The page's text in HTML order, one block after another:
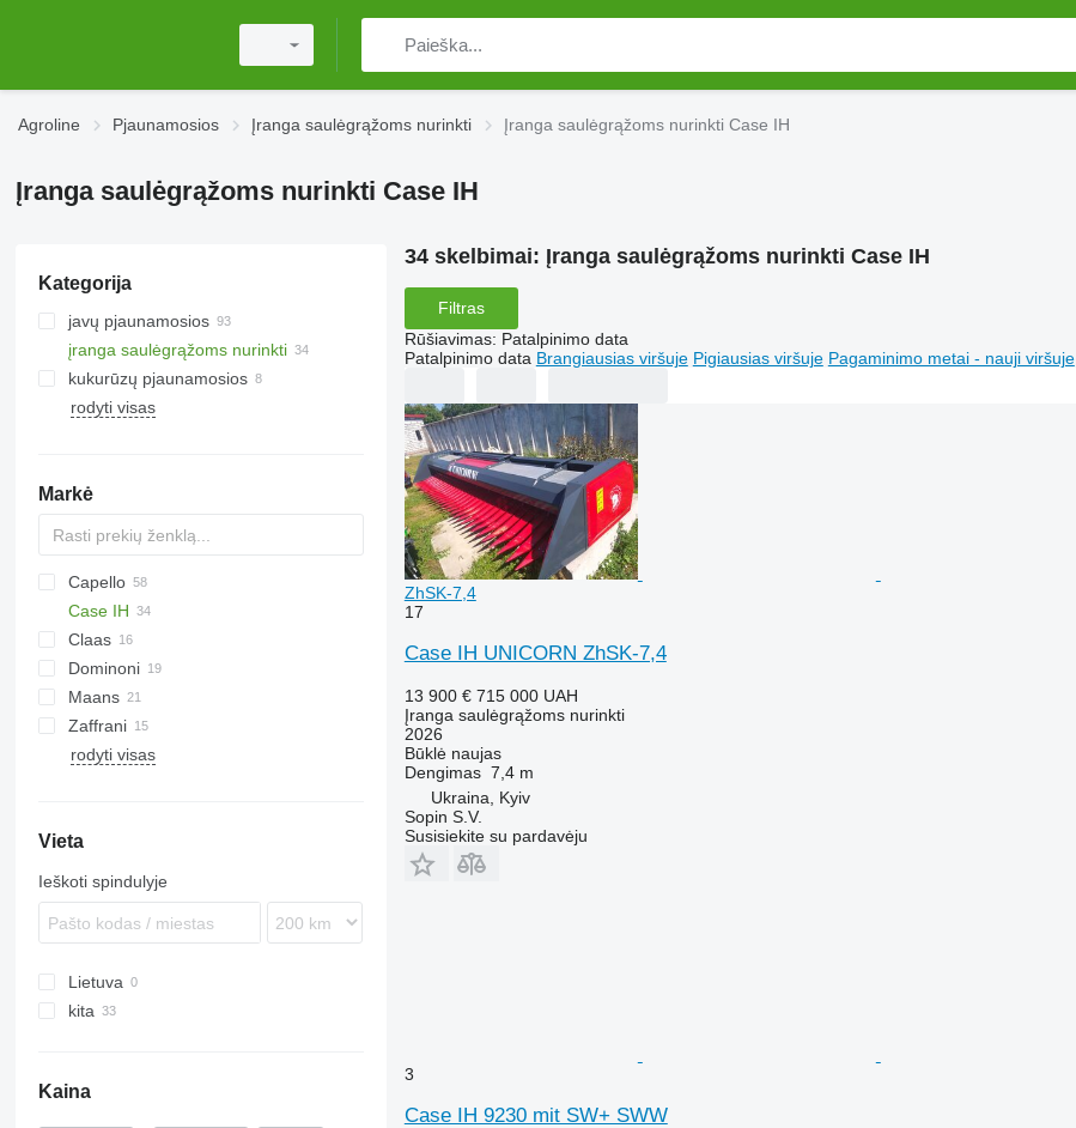
Agroline Pjaunamosios Įranga saulėgrąžoms nurinkti Įranga saulėgrąžoms nurinkti Case IH
Įranga saulėgrąžoms nurinkti Case IH
Kategorija
javų pjaunamosios
įranga saulėgrąžoms nurinkti
kukurūzų pjaunamosios
rodyti visas
Markė
Capello
Helianthus
Case IH
9230
Claas
Sunspeed
Dominoni
Free Sun
Top Sun
MHS
GO
SF
HORIZON
Maans
1040
SFH
OptiSun
Zaffrani
Sunflower Champion
rodyti visas
Vieta
Ieškoti spindulyje
Lietuva
kita
Kaina
34 skelbimai: Įranga saulėgrąžoms nurinkti Case IH
Filtras
Rūšiavimas: Patalpinimo data
Patalpinimo data Brangiausias viršuje Pigiausias viršuje Pagaminimo metai - nauji viršuje
ZhSK-7,4
17
Case IH UNICORN ZhSK-7,4
13 900 € 715 000 UAH
Įranga saulėgrąžoms nurinkti
2026
Būklėnaujas
Dengimas 7,4 m
Ukraina, Kyiv
Sopin S.V.
Susisiekite su pardavėju
3
Case IH 9230 mit SW+ SWW